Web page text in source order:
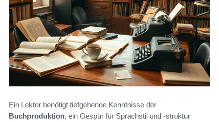
Ein Lektor benötigt tiefgehende Kenntnisse der
Buchproduktion, ein Gespür für Sprachstil und -struktur